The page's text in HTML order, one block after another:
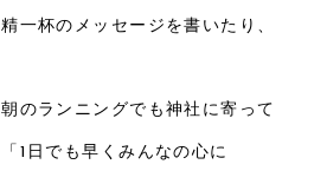
精一杯のメッセージを書いたり、
朝のランニングでも神社に寄って
「1日でも早くみんなの心に